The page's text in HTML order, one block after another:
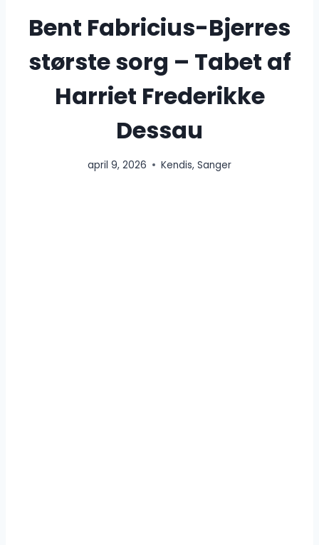
Bent Fabricius-Bjerres
største sorg – Tabet af
Harriet Frederikke
Dessau
april 9, 2026 Kendis, Sanger